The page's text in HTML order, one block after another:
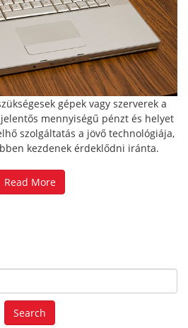
gépek vagy szerverek a
mennyiségű pénzt és helyet
szolgáltatás a jövő technológiája,
kezdenek érdeklődni iránta.
Read More
e
a
r
Search